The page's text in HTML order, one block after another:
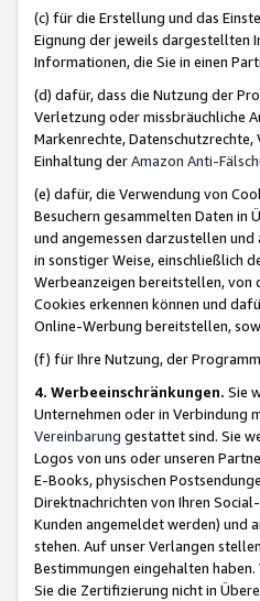
(c) für die Erstellung und das
Eignung der jeweils dargestellten
Informationen, die Sie in einen
(d) dafür, dass die Nutzung der
Verletzung oder missbräuchliche
Markenrechte,
Einhaltung derAmazon Anti-
(e) dafür, die Verwendung von
Besuchern gesammelten Daten in
und angemessen darzustellen
in sonstiger Weise, einschließlich
Werbeanzeigen bereitstellen, von
Cookies erkennen können und
Online-Werbung bereitstellen,
(f) für Ihre Nutzung, der
4. Werbeeinschränkungen. Sie
Unternehmen oder in Verbindung
Vereinbarung gestattet sind. Sie
Logos von uns oder unseren
E-Books, physischen
Direktnachrichten von Ihren
Kunden angemeldet werden) und
stehen. Auf unser Verlangen
Bestimmungen eingehalten
Sie die Zertifizierung nicht in